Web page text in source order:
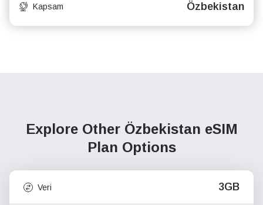
Kapsam Özbekistan
Explore Other Özbekistan eSIM
Plan Options
Veri 3GB